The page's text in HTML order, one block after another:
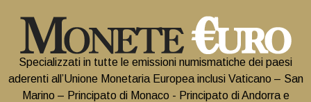
Specializzati in tutte le emissioni numismatiche dei paesi
aderenti all’Unione Monetaria Europea inclusi Vaticano – San
Marino – Principato di Monaco - Principato di Andorra e